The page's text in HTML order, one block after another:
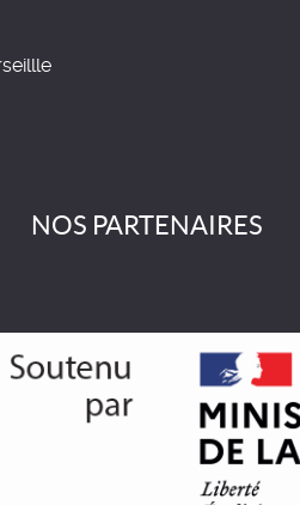
NOS PARTENAIRES